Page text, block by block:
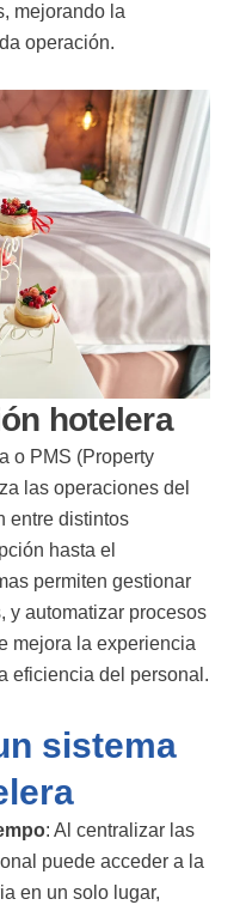
mejorando la
operación.
hotelera
o PMS (Property
las operaciones del
entre distintos
hasta el
permiten gestionar
y automatizar procesos
mejora la experiencia
eficiencia del personal.
sistema
: Al centralizar las
puede acceder a la
en un solo lugar,